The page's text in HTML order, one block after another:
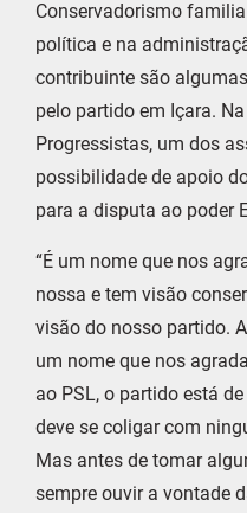
Conservadorismo
política e na
contribuinte são
pelo partido em Içara.
Progressistas, um dos
possibilidade de apoio
para a disputa ao poder
“É um nome que nos
nossa e tem visão
visão do nosso partido.
um nome que nos
ao PSL, o partido está
deve se coligar com
Mas antes de tomar
sempre ouvir a vontade